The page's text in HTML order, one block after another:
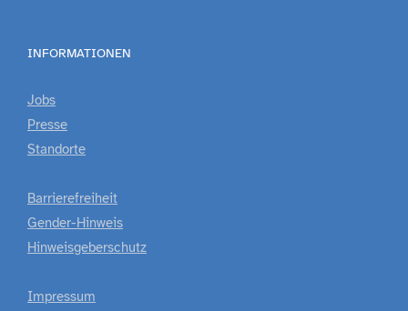
INFORMATIONEN
Jobs
Presse
Standorte
Barrierefreiheit
Gender-Hinweis
Hinweisgeberschutz
Impressum